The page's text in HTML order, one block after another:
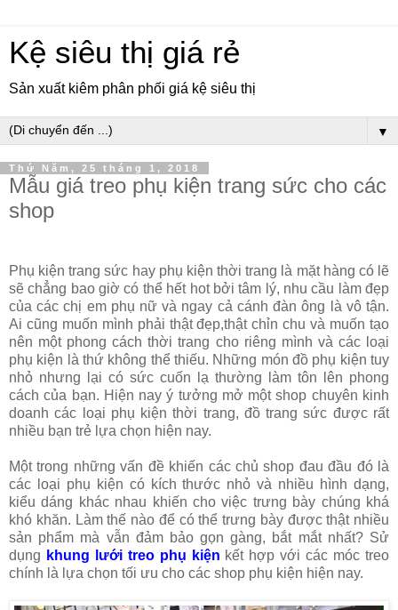
Kệ siêu thị giá rẻ
Sản xuất kiêm phân phối giá kệ siêu thị
▼
Thứ Năm, 25 tháng 1, 2018
Mẫu giá treo phụ kiện trang sức cho các
shop
Phụ kiện trang sức hay phụ kiện thời trang là mặt hàng có lẽ
sẽ chẳng bao giờ có thể hết hot bởi tâm lý, nhu cầu làm đẹp
của các chị em phụ nữ và ngay cả cánh đàn ông là vô tận.
Ai cũng muốn mình phải thật đẹp,thật chỉn chu và muốn tạo
nên một phong cách thời trang cho riêng mình và các loại
phụ kiện là thứ không thể thiếu. Những món đồ phụ kiện tuy
nhỏ nhưng lại có sức cuốn lạ thường làm tôn lên phong
cách của bạn. Hiện nay ý tưởng mở một shop chuyên kinh
doanh các loại phụ kiện thời trang, đồ trang sức được rất
nhiều bạn trẻ lựa chọn hiện nay.
Một trong những vấn đề khiến các chủ shop đau đầu đó là
các loại phụ kiện có kích thước nhỏ và nhiều hình dạng,
kiểu dáng khác nhau khiến cho việc trưng bày chúng khá
khó khăn. Làm thế nào để có thể trưng bày được thật nhiều
sản phẩm mà vẫn đảm bảo gọn gàng, bắt mắt nhất? Sử
dụng khung lưới treo phụ kiện kết hợp với các móc treo
chính là lựa chọn tối ưu cho các shop phụ kiện hiện nay.